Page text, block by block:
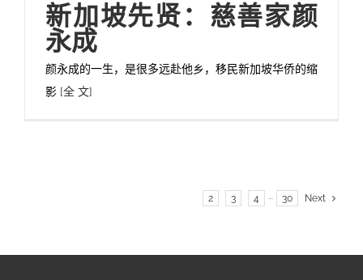
新加坡先贤：慈善家颜
永成
颜永成的一生，是很多远赴他乡，移民新加坡华侨的缩
影 [全 文]
2 3 4 ··· 30 Next